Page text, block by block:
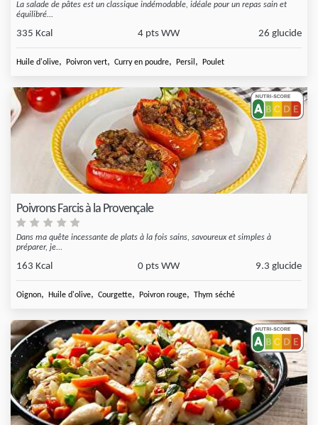
La salade de pâtes est un classique indémodable, idéale pour un repas sain et
équilibré...
335 Kcal 4 pts WW 26 glucide
Huile d'olive, Poivron vert, Curry en poudre, Persil , Poulet
Poivrons Farcis à la Provençale
Dans ma quête incessante de plats à la fois sains, savoureux et simples à
préparer, je...
163 Kcal 0 pts WW 9.3 glucide
Oignon, Huile d'olive, Courgette, Poivron rouge, Thym séché